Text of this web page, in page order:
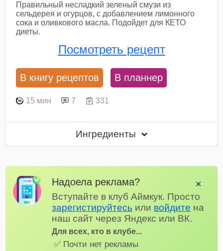
Правильный несладкий зеленый смузи из
сельдерея и огурцов, с добавлением лимонного
сока и оливкового масла. Подойдет для КЕТО
диеты.
Посмотреть рецепт
В книгу рецептов В планнер
15 мин 7 331
Ингредиенты
Надоела реклама?
Вступайте в клуб Аймкук. Просто
зарегистируйтесь или войдите на
наш сайт через Яндекс или ВК.
Для всех, кто в клубе...
✅ Почти нет рекламы
✕